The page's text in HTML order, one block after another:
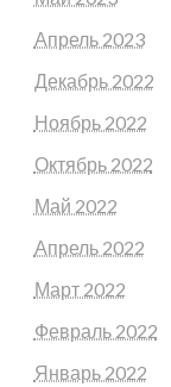
Апрель 2023
Декабрь 2022
Ноябрь 2022
Октябрь 2022
Май 2022
Апрель 2022
Март 2022
Февраль 2022
Январь 2022